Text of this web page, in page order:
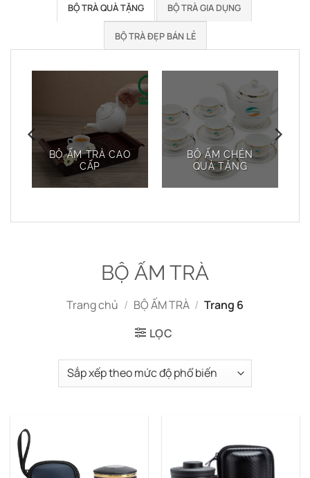
BỘ TRÀ QUÀ TẶNG BỘ TRÀ GIA DỤNG
BỘ TRÀ ĐẸP BÁN LẺ
BỘ ẤM TRÀ CAO
CẤP
BỘ ẤM CHÉN
QUÀ TẶNG
BỘ ẤM TRÀ
Trang chủ / BỘ ẤM TRÀ / Trang 6
LỌC